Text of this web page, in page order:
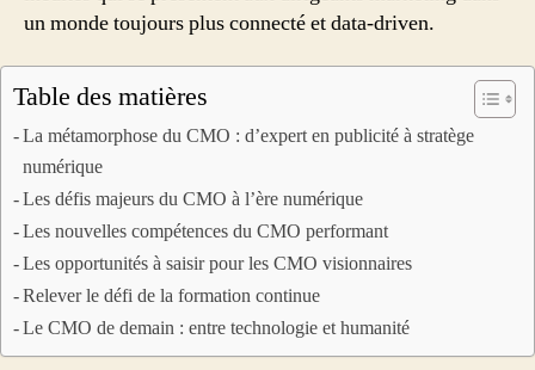
un monde toujours plus connecté et data-driven.
Table des matières
La métamorphose du CMO : d’expert en publicité à stratège
numérique
Les défis majeurs du CMO à l’ère numérique
Les nouvelles compétences du CMO performant
Les opportunités à saisir pour les CMO visionnaires
Relever le défi de la formation continue
Le CMO de demain : entre technologie et humanité